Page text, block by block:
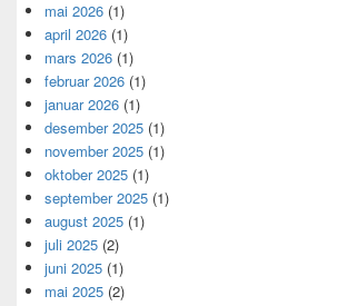
mai 2026 (1)
april 2026 (1)
mars 2026 (1)
februar 2026 (1)
januar 2026 (1)
desember 2025 (1)
november 2025 (1)
oktober 2025 (1)
september 2025 (1)
august 2025 (1)
juli 2025 (2)
juni 2025 (1)
mai 2025 (2)